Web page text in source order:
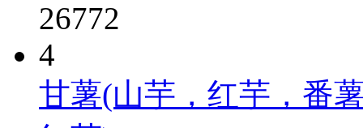
26772
4
甘薯(山芋，红芋，番